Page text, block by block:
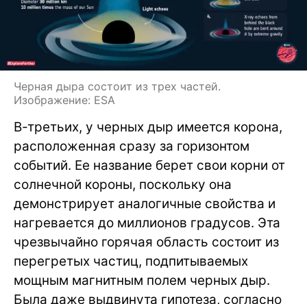
Черная дыра состоит из трех частей.
Изображение: ESA
В-третьих, у черных дыр имеется корона,
расположенная сразу за горизонтом
событий. Ее название берет свои корни от
солнечной короны, поскольку она
демонстрирует аналогичные свойства и
нагревается до миллионов градусов. Эта
чрезвычайно горячая область состоит из
перегретых частиц, подпитываемых
мощным магнитным полем черных дыр.
Была даже выдвинута гипотеза, согласно